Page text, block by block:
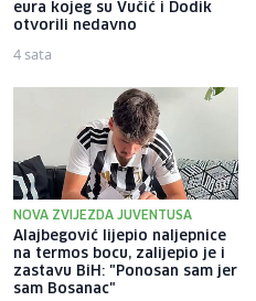
eura kojeg su Vučić i Dodik
otvorili nedavno
4 sata
NOVA ZVIJEZDA JUVENTUSA
Alajbegović lijepio naljepnice
na termos bocu, zalijepio je i
zastavu BiH: "Ponosan sam jer
sam Bosanac"